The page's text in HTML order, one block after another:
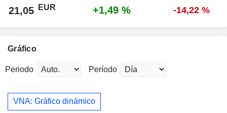
21,05 EUR +1,49 % -14,22 %
Gráfico
Periodo Período
VNA: Gráfico dinámico